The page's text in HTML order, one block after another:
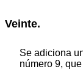
Veinte.
Se adiciona
número 9,